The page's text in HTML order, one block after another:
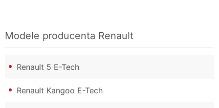
Modele producenta Renault
Renault 5 E-Tech
Renault Kangoo E-Tech